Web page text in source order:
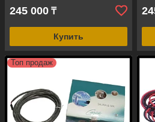
245 000 ₸
Купить
Топ продаж